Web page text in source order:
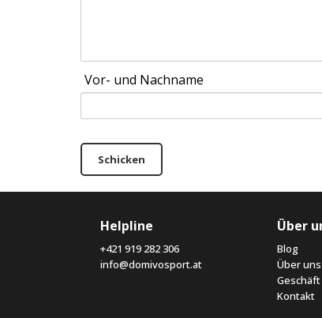
Vor- und Nachname
Schicken
Helpline
+421 919 282 306
info@domivosport.at
Über
Blog
Über uns
Geschäft
Kontakt